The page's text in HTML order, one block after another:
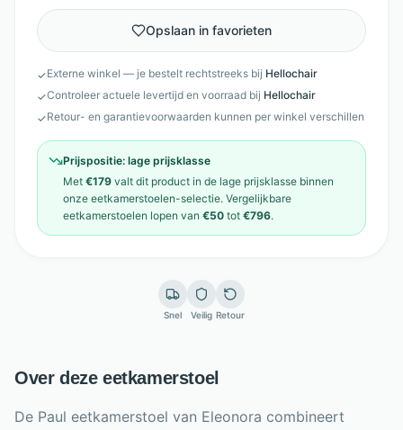
Opslaan in favorieten
✓Externe winkel — je bestelt rechtstreeks bij Hellochair
✓Controleer actuele levertijd en voorraad bij Hellochair
✓Retour- en garantievoorwaarden kunnen per winkel verschillen
Prijspositie: lage prijsklasse
Met €179 valt dit product in de lage prijsklasse binnen
onze eetkamerstoelen-selectie. Vergelijkbare
eetkamerstoelen lopen van €50 tot €796.
Snel Veilig Retour
Over deze eetkamerstoel
De Paul eetkamerstoel van Eleonora combineert